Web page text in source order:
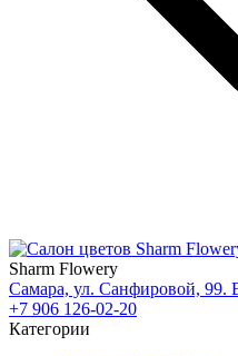
Sharm Flowery
Самара, ул. Санфировой, 99.
+7 906 126-02-20
Категории